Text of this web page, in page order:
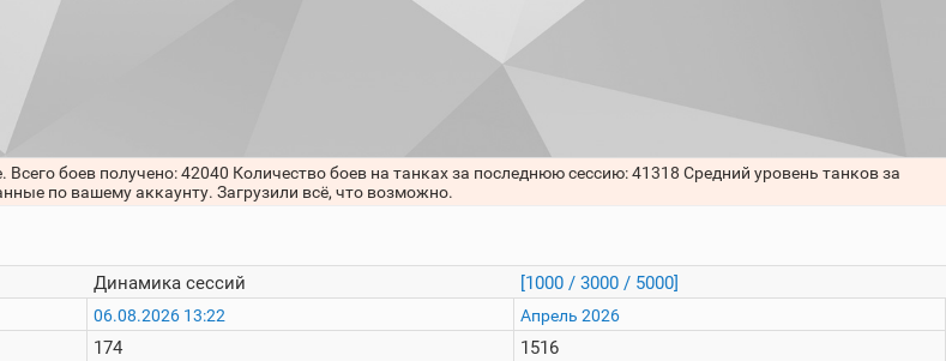
боев получено: 42040 Количество боев на танках за последнюю сессию: 41318 Средний уровень танков за
по вашему аккаунту. Загрузили всё, что возможно.
Динамика сессий
06.08.2026 13:22
174
[1000 / 3000 / 5000]
Апрель 2026
1516